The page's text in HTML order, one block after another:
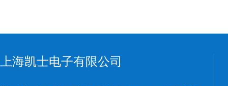
上海凯士电子有限公司